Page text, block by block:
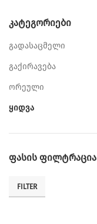
ᲙᲐᲢᲔᲒᲝᲠᲘᲔᲑᲘ
გადასაცმელი
გაქირავება
ორეული
ყიდვა
ᲤᲐᲡᲘᲡ ᲤᲘᲚᲢᲠᲐᲪᲘᲐ
Min
Max
FILTER